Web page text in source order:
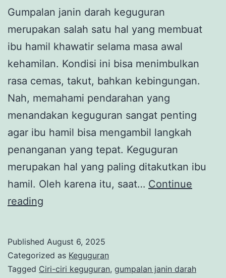
Gumpalan janin darah keguguran
merupakan salah satu hal yang membuat
ibu hamil khawatir selama masa awal
kehamilan. Kondisi ini bisa menimbulkan
rasa cemas, takut, bahkan kebingungan.
Nah, memahami pendarahan yang
menandakan keguguran sangat penting
agar ibu hamil bisa mengambil langkah
penanganan yang tepat. Keguguran
merupakan hal yang paling ditakutkan ibu
hamil. Oleh karena itu, saat… Continue
reading
Keguguran,
Ini
Published August 6, 2025
Categorized as Keguguran
Tagged Ciri-ciri keguguran, gumpalan janin darah